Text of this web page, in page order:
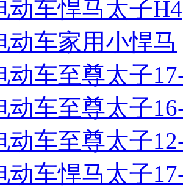
动车悍马太子H4
动车家用小悍马
动车至尊太子
动车至尊太子
动车至尊太子
动车悍马太子